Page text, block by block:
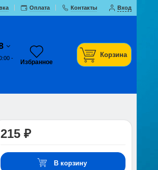
Оплата Контакты Вход
-
Избранное
Корзина
215 ₽
В корзину